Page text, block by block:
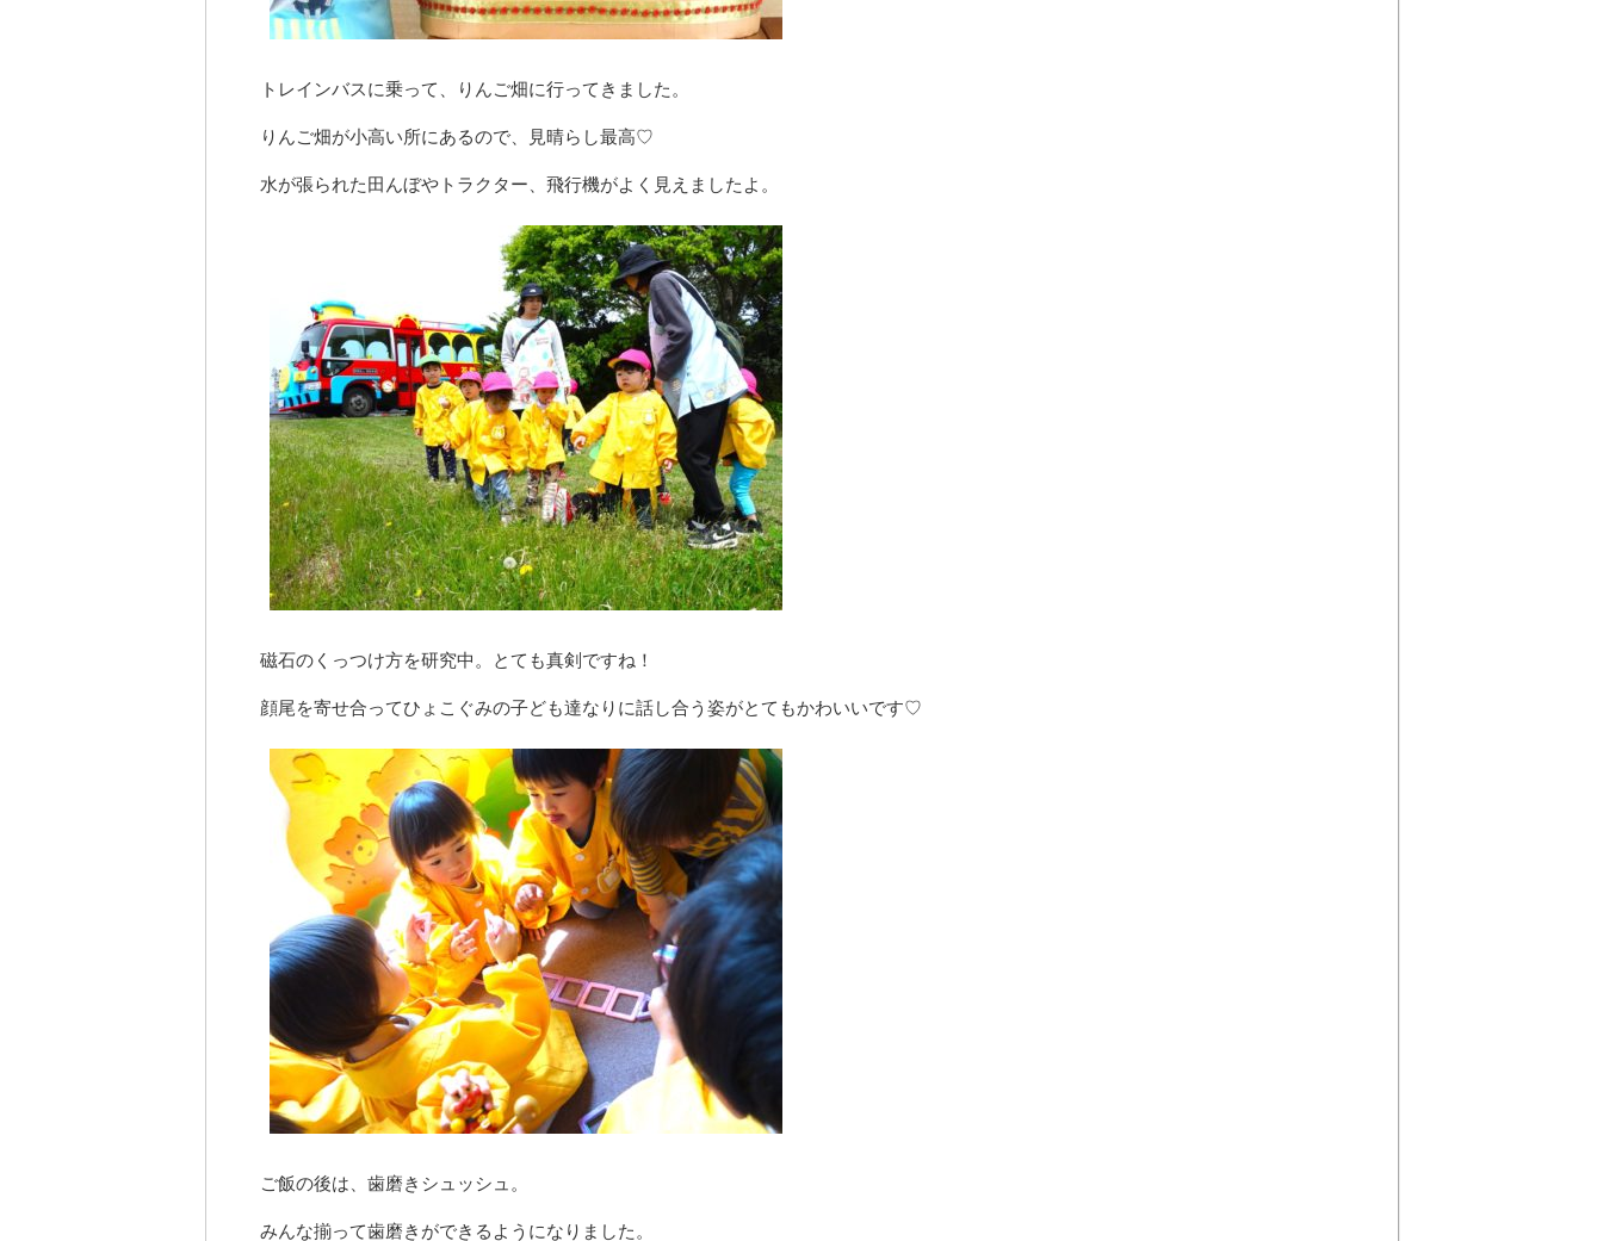
トレインバスに乗って、りんご畑に行ってきました。
りんご畑が小高い所にあるので、見晴らし最高♡
水が張られた田んぼやトラクター、飛行機がよく見えましたよ。
磁石のくっつけ方を研究中。とても真剣ですね！
顔尾を寄せ合ってひょこぐみの子ども達なりに話し合う姿がとてもかわいいです♡
ご飯の後は、歯磨きシュッシュ。
みんな揃って歯磨きができるようになりました。